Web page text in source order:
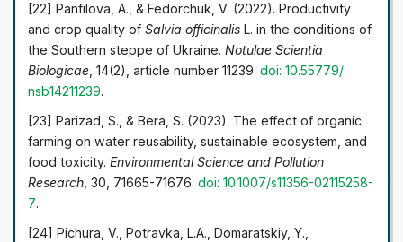
[22] Panfilova, A., & Fedorchuk, V. (2022). Productivity
and crop quality ofSalvia officinalis L. in the conditions of
the Southern steppe of Ukraine.Notulae Scientia
Biologicae , 14(2), article number 11239.doi: 10.55779/
nsb14211239.
[23] Parizad, S., & Bera, S. (2023). The effect of organic
farming on water reusability, sustainable ecosystem, and
food toxicity.Environmental Science and Pollution
Research , 30, 71665-71676.doi: 10.1007/s11356-02115258-
7.
[24] Pichura, V., Potravka, L.A., Domaratskiy, Y.,